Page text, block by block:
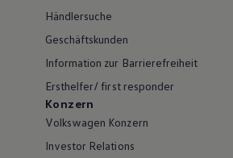
Händlersuche
Geschäftskunden
Information zur Barrierefreiheit
Ersthelfer/ first responder
Konzern
Volkswagen Konzern
Investor Relations